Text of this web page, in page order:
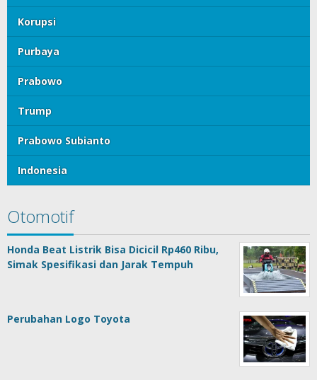
Korupsi
Purbaya
Prabowo
Trump
Prabowo Subianto
Indonesia
Otomotif
Honda Beat Listrik Bisa Dicicil Rp460 Ribu,
Simak Spesifikasi dan Jarak Tempuh
Perubahan Logo Toyota